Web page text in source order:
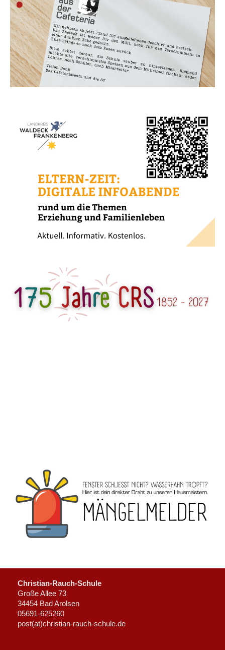
Christian-Rauch-Schule
Große Allee 73
34454 Bad Arolsen
05691-625260
post(at)christian-rauch-schule.de